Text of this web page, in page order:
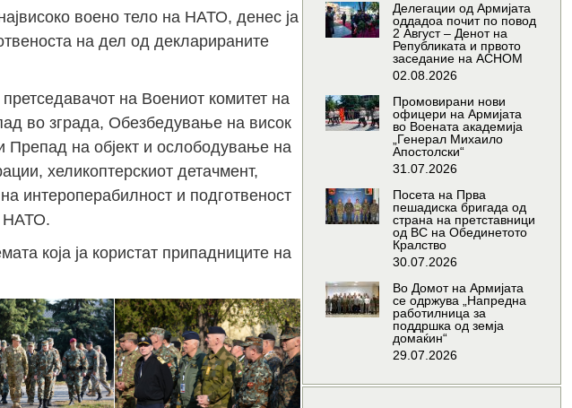
воено тело на НАТО, денес ја
на дел од декларираните
на Воениот комитет на
во зграда, Обезбедување на висок
на објект и ослободување на
хеликоптерскиот детачмент,
интероперабилност и подготвеност
НАТО.
која ја користат припадниците на
Делегации од Армијата
оддадоа почит по повод
2 Август – Денот на
Републиката и првото
заседание на АСНОМ
02.08.2026
Промовирани нови
офицери на Армијата
во Воената академија
„Генерал Михаило
Апостолски“
31.07.2026
Посета на Прва
пешадиска бригада од
страна на претставници
од ВС на Обединетото
Кралство
30.07.2026
Во Домот на Армијата
се одржува „Напредна
работилница за
поддршка од земја
домаќин“
29.07.2026